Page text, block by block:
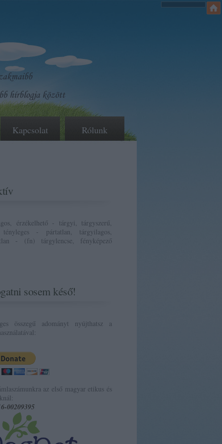
Kapcsolat Rólunk
érzékelhető - tárgyi, tárgyszerű,
tényleges - pártatlan, tárgyilagos,
- (fn) tárgylencse, fényképező
sosem késő!
összegű adományt nyújthatsz a
az első magyar etikus és
00209395